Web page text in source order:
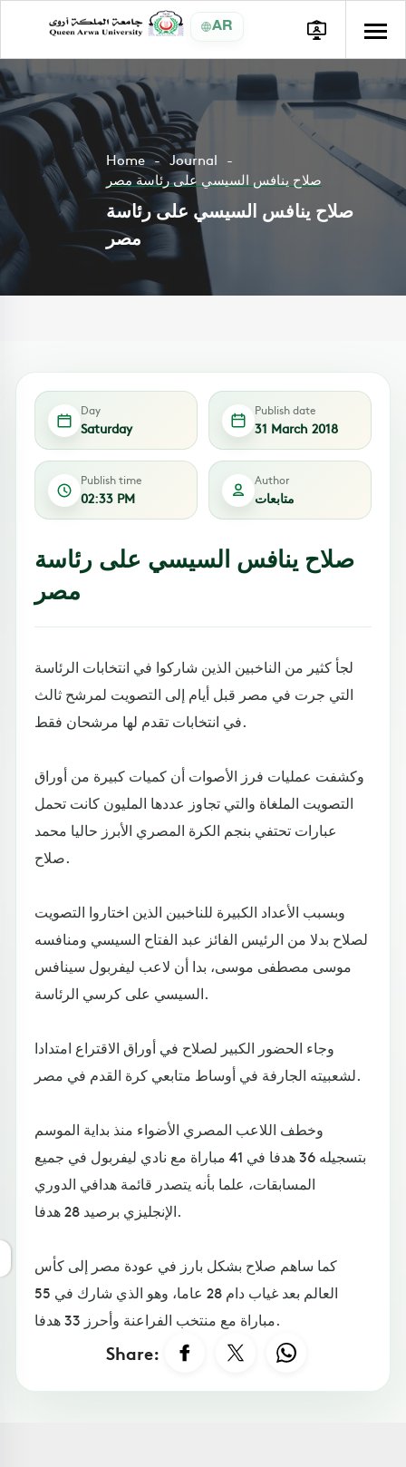
AR
Home
Journal
صلاح ينافس السيسي على رئاسة مصر
صلاح ينافس السيسي على رئاسة
مصر
Day
Saturday
Publish date
31 March 2018
Publish time
02:33 PM
Author
متابعات
صلاح ينافس السيسي على رئاسة
مصر
لجأ كثير من الناخبين الذين شاركوا في انتخابات الرئاسة
التي جرت في مصر قبل أيام إلى التصويت لمرشح ثالث
في انتخابات تقدم لها مرشحان فقط.
وكشفت عمليات فرز الأصوات أن كميات كبيرة من أوراق
التصويت الملغاة والتي تجاوز عددها المليون كانت تحمل
عبارات تحتفي بنجم الكرة المصري الأبرز حاليا محمد
صلاح.
وبسبب الأعداد الكبيرة للناخبين الذين اختاروا التصويت
لصلاح بدلا من الرئيس الفائز عبد الفتاح السيسي ومنافسه
موسى مصطفى موسى، بدا أن لاعب ليفربول سينافس
السيسي على كرسي الرئاسة.
وجاء الحضور الكبير لصلاح في أوراق الاقتراع امتدادا
لشعبيته الجارفة في أوساط متابعي كرة القدم في مصر.
وخطف اللاعب المصري الأضواء منذ بداية الموسم
بتسجيله 36 هدفا في 41 مباراة مع نادي ليفربول في جميع
المسابقات، علما بأنه يتصدر قائمة هدافي الدوري
الإنجليزي برصيد 28 هدفا.
كما ساهم صلاح بشكل بارز في عودة مصر إلى كأس
العالم بعد غياب دام 28 عاما، وهو الذي شارك في 55
مباراة مع منتخب الفراعنة وأحرز 33 هدفا.
Share: